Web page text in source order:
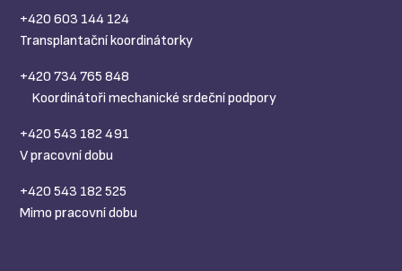
+420 603 144 124
Transplantační koordinátorky
+420 734 765 848
Koordinátoři mechanické srdeční podpory
+420 543 182 491
V pracovní dobu
+420 543 182 525
Mimo pracovní dobu